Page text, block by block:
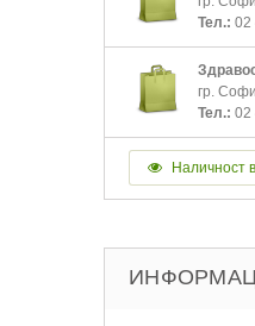
Тел.: 02
гр.
Тел.: 02
Наличност